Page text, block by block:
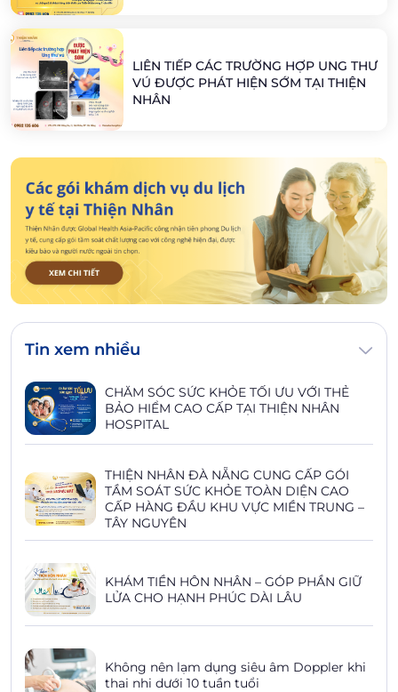
LIÊN TIẾP CÁC TRƯỜNG HỢP UNG THƯ
VÚ ĐƯỢC PHÁT HIỆN SỚM TẠI THIỆN
NHÂN
Tin xem nhiều
CHĂM SÓC SỨC KHỎE TỐI ƯU VỚI THẺ
BẢO HIỂM CAO CẤP TẠI THIỆN NHÂN
HOSPITAL
THIỆN NHÂN ĐÀ NẴNG CUNG CẤP GÓI
TẦM SOÁT SỨC KHỎE TOÀN DIỆN CAO
CẤP HÀNG ĐẦU KHU VỰC MIỀN TRUNG –
TÂY NGUYÊN
KHÁM TIỀN HÔN NHÂN – GÓP PHẦN GIỮ
LỬA CHO HẠNH PHÚC DÀI LÂU
Không nên lạm dụng siêu âm Doppler khi
thai nhi dưới 10 tuần tuổi